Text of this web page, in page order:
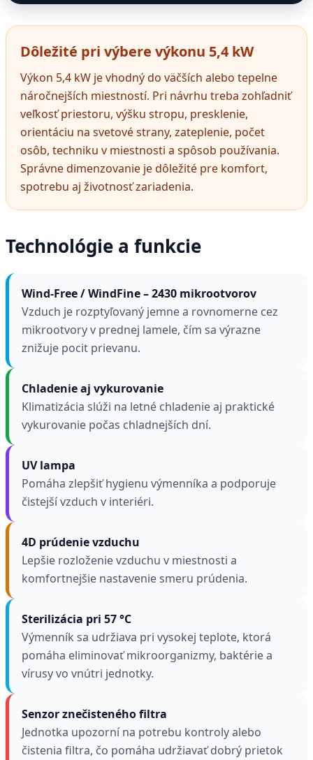
Dôležité pri výbere výkonu 5,4 kW
Výkon 5,4 kW je vhodný do väčších alebo tepelne
náročnejších miestností. Pri návrhu treba zohľadniť
veľkosť priestoru, výšku stropu, presklenie,
orientáciu na svetové strany, zateplenie, počet
osôb, techniku v miestnosti a spôsob používania.
Správne dimenzovanie je dôležité pre komfort,
spotrebu aj životnosť zariadenia.
Technológie a funkcie
Wind-Free / WindFine – 2430 mikrootvorov
Vzduch je rozptyľovaný jemne a rovnomerne cez
mikrootvory v prednej lamele, čím sa výrazne
znižuje pocit prievanu.
Chladenie aj vykurovanie
Klimatizácia slúži na letné chladenie aj praktické
vykurovanie počas chladnejších dní.
UV lampa
Pomáha zlepšiť hygienu výmenníka a podporuje
čistejší vzduch v interiéri.
4D prúdenie vzduchu
Lepšie rozloženie vzduchu v miestnosti a
komfortnejšie nastavenie smeru prúdenia.
Sterilizácia pri 57 °C
Výmenník sa udržiava pri vysokej teplote, ktorá
pomáha eliminovať mikroorganizmy, baktérie a
vírusy vo vnútri jednotky.
Senzor znečisteného filtra
Jednotka upozorní na potrebu kontroly alebo
čistenia filtra, čo pomáha udržiavať dobrý prietok